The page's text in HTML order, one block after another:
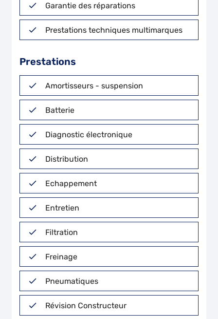
Garantie des réparations
Prestations techniques multimarques
Prestations
Amortisseurs - suspension
Batterie
Diagnostic électronique
Distribution
Echappement
Entretien
Filtration
Freinage
Pneumatiques
Révision Constructeur